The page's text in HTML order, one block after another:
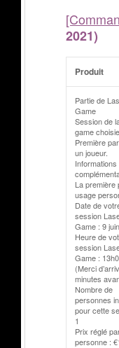
2021)
Produit
Partie de
Game
Session de
game choisie
Première
un joueur.
Informations
La première
usage
Date de
session
Game : 9
Heure de
session
Game :
(Merci
minutes
Nombre de
personnes
pour cette
1
Prix réglé
personne :